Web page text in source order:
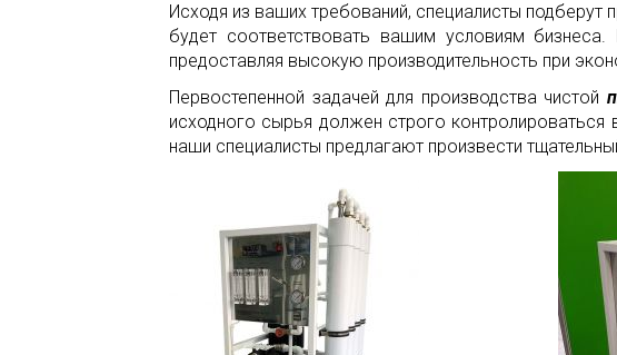
Исходя из ваших требований, специалисты подберут
будет соответствовать вашим условиям
предоставляя высокую производительность при
Первостепенной задачей для производства чистой
исходного сырья должен строго
наши специалисты предлагают произвести